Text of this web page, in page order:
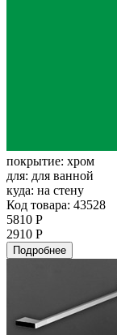
покрытие: хром
для: для ванной
куда: на стену
Код товара: 43528
5810 Р
2910 Р
Подробнее